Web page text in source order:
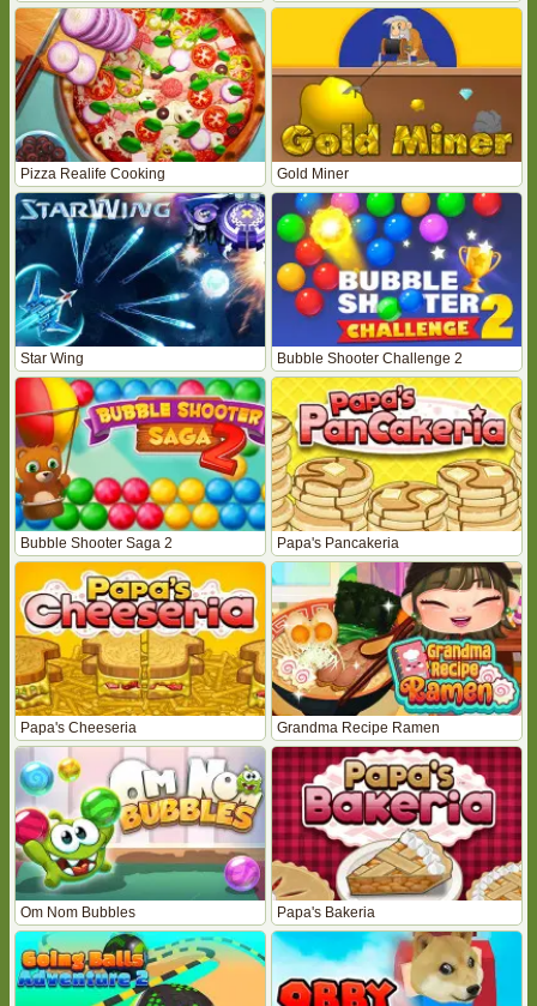
Pizza Realife Cooking Gold Miner
Star Wing Bubble Shooter Challenge 2
Bubble Shooter Saga 2 Papa's Pancakeria
Papa's Cheeseria Grandma Recipe Ramen
Om Nom Bubbles Papa's Bakeria